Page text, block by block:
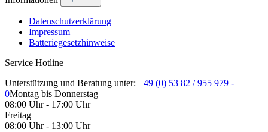
Datenschutzerklärung
Impressum
Batteriegesetzhinweise
Service Hotline
Unterstützung und Beratung unter: +49 (0) 53 82 / 955 979 -
0Montag bis Donnerstag
08:00 Uhr - 17:00 Uhr
Freitag
08:00 Uhr - 13:00 Uhr